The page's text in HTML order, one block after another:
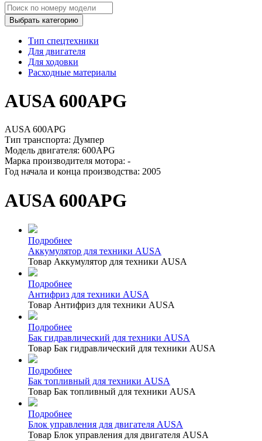
Выбрать категорию
Тип спецтехники
Для двигателя
Для ходовки
Расходные материалы
AUSA 600APG
AUSA 600APG
Тип транспорта: Думпер
Модель двигателя: 600APG
Марка производителя мотора: -
Год начала и конца производства: 2005
AUSA 600APG
Подробнее
Аккумулятор для техники AUSA
Товар Аккумулятор для техники AUSA
Подробнее
Антифриз для техники AUSA
Товар Антифриз для техники AUSA
Подробнее
Бак гидравлический для техники AUSA
Товар Бак гидравлический для техники AUSA
Подробнее
Бак топливный для техники AUSA
Товар Бак топливный для техники AUSA
Подробнее
Блок управления для двигателя AUSA
Товар Блок управления для двигателя AUSA